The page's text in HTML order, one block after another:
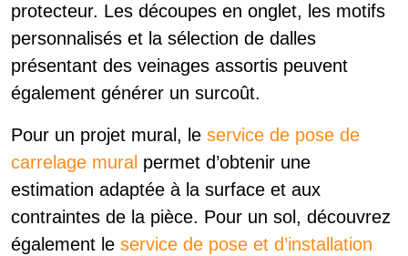
protecteur. Les découpes en onglet, les motifs
personnalisés et la sélection de dalles
présentant des veinages assortis peuvent
également générer un surcoût.
Pour un projet mural, le service de pose de
carrelage mural permet d’obtenir une
estimation adaptée à la surface et aux
contraintes de la pièce. Pour un sol, découvrez
également le service de pose et d’installation